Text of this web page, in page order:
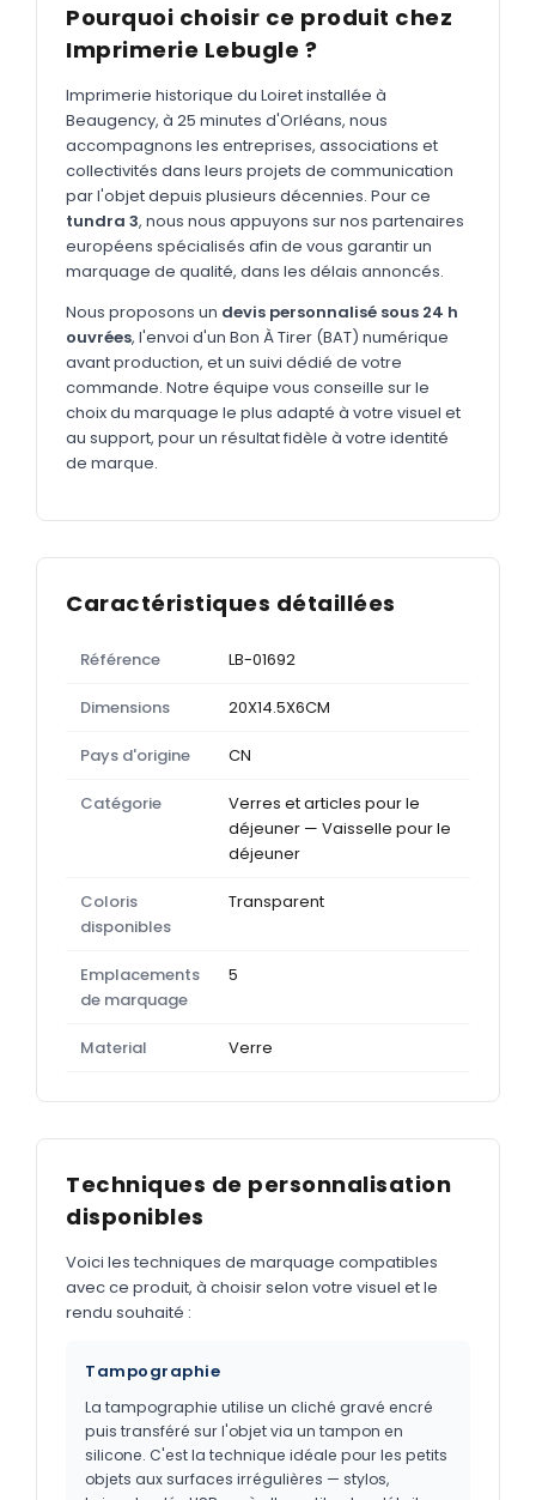
Sweatshirts Nouveau
GOODIES
Catalogue complet Nouveau
Bureau & écriture
Sacs & voyages
Verres & déjeuner
Technologie
Vêtements
Outils & porte-clés
Cuisine
Pourquoi choisir ce produit chez
Imprimerie Lebugle ?
Imprimerie historique du Loiret installée à
Beaugency, à 25 minutes d'Orléans, nous
accompagnons les entreprises, associations et
collectivités dans leurs projets de communication
par l'objet depuis plusieurs décennies. Pour ce
tundra 3, nous nous appuyons sur nos partenaires
européens spécialisés afin de vous garantir un
marquage de qualité, dans les délais annoncés.
Nous proposons un devis personnalisé sous 24 h
ouvrées, l'envoi d'un Bon À Tirer (BAT) numérique
avant production, et un suivi dédié de votre
commande. Notre équipe vous conseille sur le
choix du marquage le plus adapté à votre visuel et
au support, pour un résultat fidèle à votre identité
de marque.
Caractéristiques détaillées
Référence LB-01692
Dimensions 20X14.5X6CM
Pays d'origine CN
Catégorie
Verres et articles pour le
déjeuner — Vaisselle pour le
déjeuner
Coloris
disponibles
Transparent
Emplacements
de marquage
5
Material Verre
Techniques de personnalisation
disponibles
Voici les techniques de marquage compatibles
avec ce produit, à choisir selon votre visuel et le
rendu souhaité :
Tampographie
La tampographie utilise un cliché gravé encré
puis transféré sur l'objet via un tampon en
silicone. C'est la technique idéale pour les petits
objets aux surfaces irrégulières — stylos,